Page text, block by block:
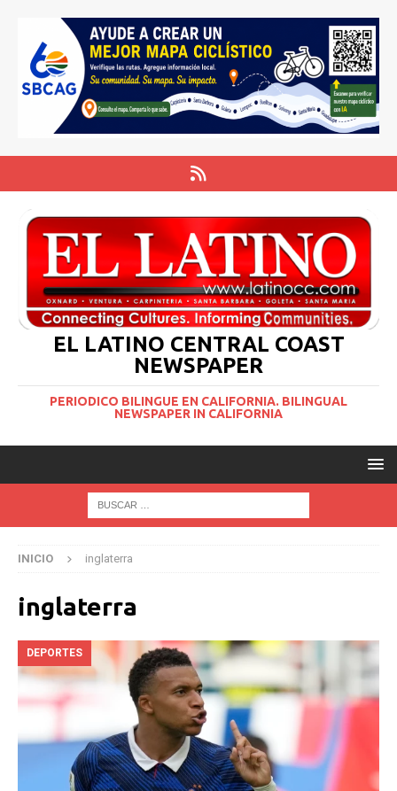
EL LATINO CENTRAL COAST
NEWSPAPER
PERIODICO BILINGUE EN CALIFORNIA. BILINGUAL
NEWSPAPER IN CALIFORNIA
INICIO inglaterra
inglaterra
DEPORTES